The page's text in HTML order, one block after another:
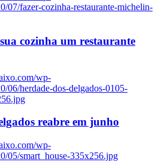
07/fazer-cozinha-restaurante-michelin-
cozinha um restaurante
wp-
06/herdade-dos-delgados-0105-
reabre em junho
wp-
05/smart_house-335x256.jpg